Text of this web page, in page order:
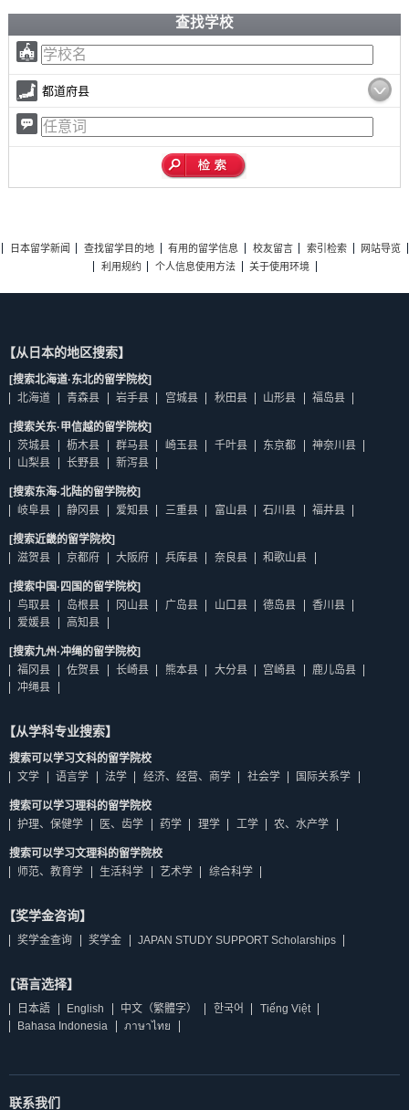
查找学校
都道府县
日本留学新闻 查找留学目的地 有用的留学信息 校友留言 索引检索
网站导览
利用规约
个人信息使用方法 关于使用环境
【从日本的地区搜索】
[搜索北海道·东北的留学院校]
北海道
青森县 岩手县 宫城县 秋田县 山形县 福岛县
[搜索关东·甲信越的留学院校]
茨城县
枥木县 群马县 崎玉县 千叶县 东京都
神奈川县
山梨县
长野县 新泻县
[搜索东海·北陆的留学院校]
岐阜县
静冈县 爱知县 三重县 富山县 石川县 福井县
[搜索近畿的留学院校]
滋贺县
京都府 大阪府 兵库县 奈良县 和歌山县
[搜索中国·四国的留学院校]
鸟取县
岛根县 冈山县 广岛县 山口县 德岛县
香川县
爱媛县
高知县
[搜索九州·冲绳的留学院校]
福冈县
佐贺县 长崎县 熊本县 大分县 宫崎县
鹿儿岛县
冲绳县
【从学科专业搜索】
搜索可以学习文科的留学院校
文学
语言学 法学 经济、经营、商学 社会学 国际关系学
搜索可以学习理科的留学院校
护理、保健学
医、齿学 药学 理学 工学 农、水产学
搜索可以学习文理科的留学院校
师范、教育学
生活科学 艺术学 综合科学
【奖学金咨询】
奖学金查询 奖学金 JAPAN STUDY SUPPORT Scholarships
【语言选择】
日本語 English 中文（繁體字） 한국어
Tiếng Việt
Bahasa Indonesia
ภาษาไทย
联系我们